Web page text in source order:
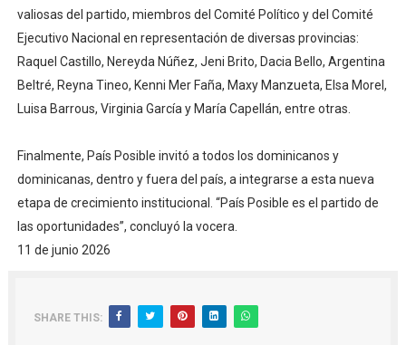
valiosas del partido, miembros del Comité Político y del Comité
Ejecutivo Nacional en representación de diversas provincias:
Raquel Castillo, Nereyda Núñez, Jeni Brito, Dacia Bello, Argentina
Beltré, Reyna Tineo, Kenni Mer Faña, Maxy Manzueta, Elsa Morel,
Luisa Barrous, Virginia García y María Capellán, entre otras.
Finalmente, País Posible invitó a todos los dominicanos y
dominicanas, dentro y fuera del país, a integrarse a esta nueva
etapa de crecimiento institucional. “País Posible es el partido de
las oportunidades”, concluyó la vocera.
11 de junio 2026
SHARE THIS: